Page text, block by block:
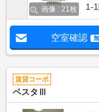
画像 : 21枚
1-
空室確認
賃貸コーポ
ベスタⅢ